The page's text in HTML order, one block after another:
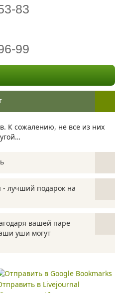
83
99
К сожалению, не все из них
Аромашарм предлагает
Шанель, так как они
лучший подарок на
время, когда можно радовать
и подарками,
вашей паре
уши могут
ушам разговаривать,
небольшой заметке. Самый